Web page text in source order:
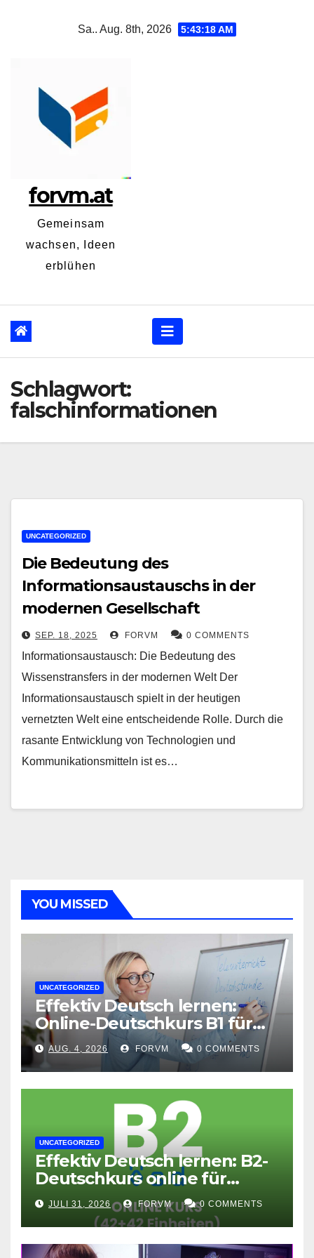
Sa.. Aug. 8th, 2026 5:43:18 AM
forvm.at
Gemeinsam
wachsen, Ideen
erblühen
Schlagwort:
falschinformationen
UNCATEGORIZED
Die Bedeutung des
Informationsaustauschs in der
modernen Gesellschaft
SEP. 18, 2025 FORVM 0 COMMENTS
Informationsaustausch: Die Bedeutung des
Wissenstransfers in der modernen Welt Der
Informationsaustausch spielt in der heutigen
vernetzten Welt eine entscheidende Rolle. Durch die
rasante Entwicklung von Technologien und
Kommunikationsmitteln ist es…
YOU MISSED
UNCATEGORIZED
Effektiv Deutsch lernen:
Online-Deutschkurs B1 für
flexible Lernerfolge
AUG. 4, 2026 FORVM 0 COMMENTS
UNCATEGORIZED
Effektiv Deutsch lernen: B2-
Deutschkurs online für
Fortgeschrittene
JULI 31, 2026 FORVM 0 COMMENTS